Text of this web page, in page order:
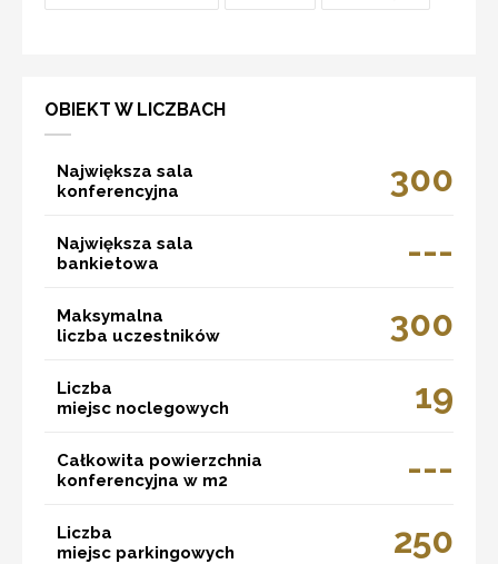
OBIEKT W LICZBACH
Największa sala
konferencyjna
300
Największa sala
bankietowa
---
Maksymalna
liczba uczestników
300
Liczba
miejsc noclegowych
19
Całkowita powierzchnia
konferencyjna w m2
---
Liczba
miejsc parkingowych
250